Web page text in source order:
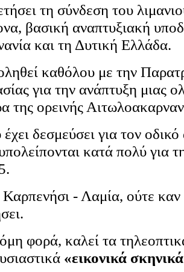
τη σύνδεση του
βασική αναπτυξιακή
και τη Δυτική Ελλάδα.
καθόλου με την
για την ανάπτυξη μιας
της ορεινής
δεσμεύσει για τον
κατά πολύ για
- Λαμία, ούτε καν
φορά, καλεί τα
«εικονικά